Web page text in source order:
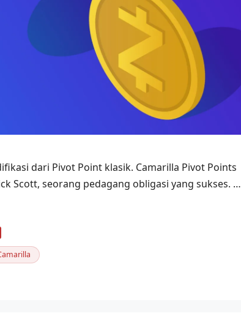
dari Pivot Point klasik. Camarilla Pivot Points
Scott, seorang pedagang obligasi yang sukses. …